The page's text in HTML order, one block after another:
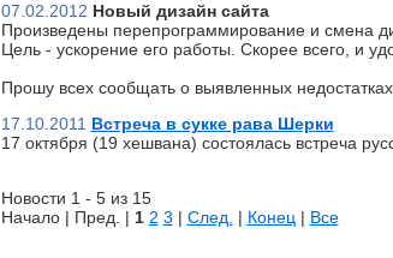
07.02.2012 Новый дизайн сайта
Произведены перепрограммирование и смена
Цель - ускорение его работы. Скорее всего, и
Прошу всех сообщать о выявленных
17.10.2011 Встреча в сукке рава Шерки
17 октября (19 хешвана) состоялась встреча
Новости 1 - 5 из 15
Начало | Пред. | 1 2 3 | След. | Конец | Все